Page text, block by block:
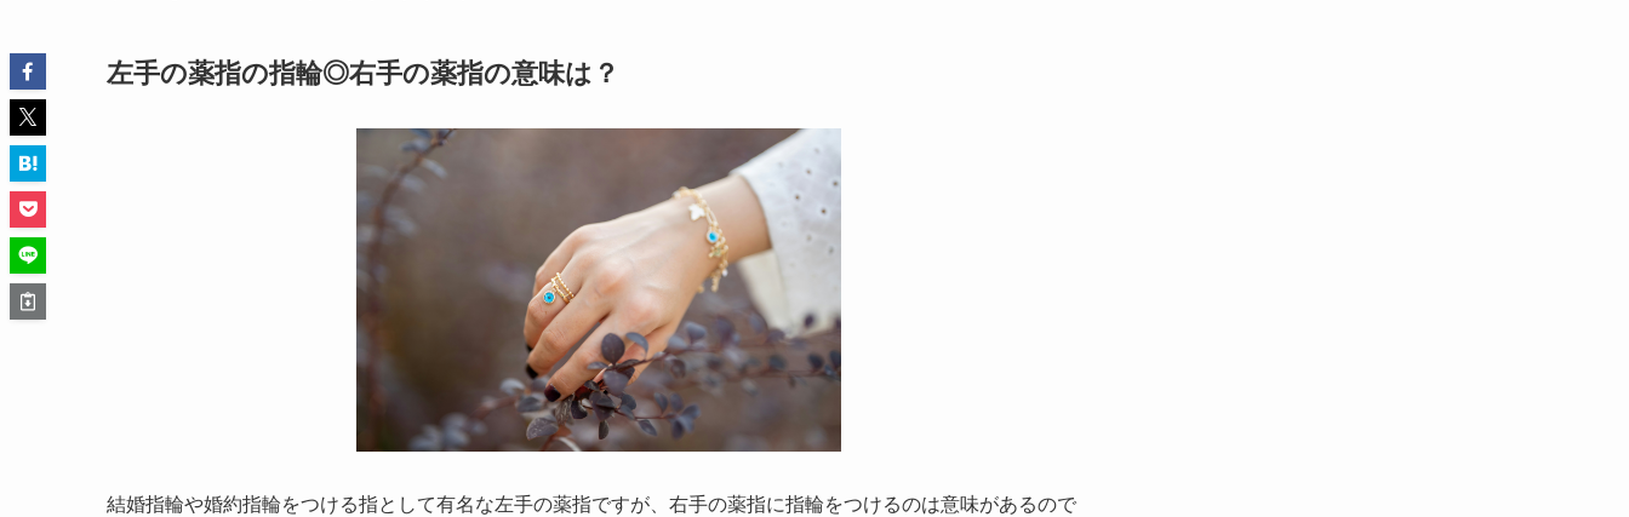
左手の薬指の指輪◎右手の薬指の意味は？
結婚指輪や婚約指輪をつける指として有名な左手の薬指ですが、右手の薬指に指輪をつけるのは意味があるので